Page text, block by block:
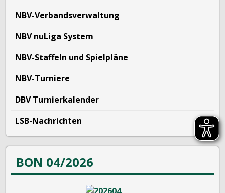
NBV-Verbandsverwaltung
NBV nuLiga System
NBV-Staffeln und Spielpläne
NBV-Turniere
DBV Turnierkalender
LSB-Nachrichten
BON 04/2026